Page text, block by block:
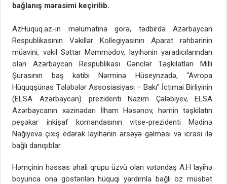
bağlanış mərasimi keçirilib.
AzHuquq.az-ın məlumatına görə, tədbirdə Azərbaycan
Respublikasının Vəkillər Kollegiyasının Aparat rəhbərinin
müavini, vəkil Səttar Məmmədov, layihənin yaradıcılarından
olan Azərbaycan Respublikası Gənclər Təşkilatları Milli
Şurasının baş katibi Nərminə Hüseynzadə, “Avropa
Hüquqşünas Tələbələr Assosiasiyası – Bakı” İctimai Birliyinin
(ELSA Azərbaycan) prezidenti Nazim Çələbiyev, ELSA
Azərbaycanın xəzinədarı İlham Həsənov, həmin təşkilatın
peşəkar inkişaf komandasının vitse-prezidenti Mədinə
Nağıyeva çıxış edərək layihənin ərsəyə gəlməsi və icrası ilə
bağlı danışıblar.
Həmçinin həssas əhali qrupu üzvü olan vətəndaş A.H layihə
boyunca ona göstərilən hüquqi yardımla bağlı öz müsbət